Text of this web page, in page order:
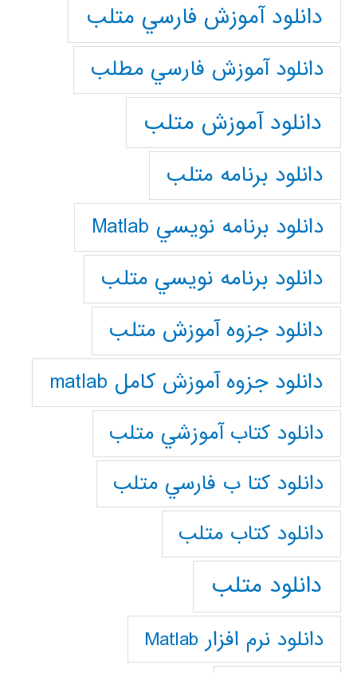
دانلود آموزش فارسي متلب
دانلود آموزش فارسي مطلب
دانلود آموزش متلب
دانلود برنامه متلب
دانلود برنامه نويسي Matlab
دانلود برنامه نويسي متلب
دانلود جزوه آموزش متلب
دانلود جزوه آموزش کامل matlab
دانلود كتاب آموزشي متلب
دانلود كتا ب فارسي متلب
دانلود كتاب متلب
دانلود متلب
دانلود نرم افزار Matlab